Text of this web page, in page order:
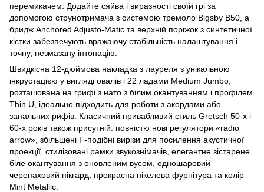
перемикачем. Додайте сяйва і виразності своїй грі за
допомогою струнотримача з системою тремоло Bigsby B50, а
бридж Anchored Adjusto-Matic та верхній поріжок з синтетичної
кістки забезпечують вражаючу стабільність налаштування і
точну, незмазану інтонацію.
Швидкісна 12-дюймова накладка з лауреля з унікальною
інкрустацією у вигляді овалів і 22 ладами Medium Jumbo,
розташована на грифі з нато з білим окантуванням і профілем
Thin U, ідеально підходить для роботи з акордами або
запальних рифів. Класичний привабливий стиль Gretsch 50-х і
60-х років також присутній: повністю нові регулятори «radio
arrow», збільшені F-подібні вирізи для посилення акустичної
проекції, стилізовані рамки звукознімачів, елегантне зістарене
біле окантування з оновленим вусом, одношаровий
черепаховий пікгард, прекрасна нікелева фурнітура та колір
Mint Metallic.